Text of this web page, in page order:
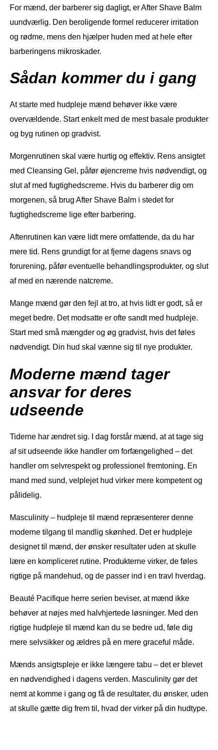
For mænd, der barberer sig dagligt, er After Shave Balm
uundværlig. Den beroligende formel reducerer irritation
og rødme, mens den hjælper huden med at hele efter
barberingens mikroskader.
Sådan kommer du i gang
At starte med hudpleje mænd behøver ikke være
overvældende. Start enkelt med de mest basale produkter
og byg rutinen op gradvist.
Morgenrutinen skal være hurtig og effektiv. Rens ansigtet
med Cleansing Gel, påfør øjencreme hvis nødvendigt, og
slut af med fugtighedscreme. Hvis du barberer dig om
morgenen, så brug After Shave Balm i stedet for
fugtighedscreme lige efter barbering.
Aftenrutinen kan være lidt mere omfattende, da du har
mere tid. Rens grundigt for at fjerne dagens snavs og
forurening, påfør eventuelle behandlingsprodukter, og slut
af med en nærende natcreme.
Mange mænd gør den fejl at tro, at hvis lidt er godt, så er
meget bedre. Det modsatte er ofte sandt med hudpleje.
Start med små mængder og øg gradvist, hvis det føles
nødvendigt. Din hud skal vænne sig til nye produkter.
Moderne mænd tager
ansvar for deres
udseende
Tiderne har ændret sig. I dag forstår mænd, at at tage sig
af sit udseende ikke handler om forfængelighed – det
handler om selvrespekt og professionel fremtoning. En
mand med sund, velplejet hud virker mere kompetent og
pålidelig.
Masculinity – hudpleje til mænd repræsenterer denne
moderne tilgang til mandlig skønhed. Det er hudpleje
designet til mænd, der ønsker resultater uden at skulle
lære en kompliceret rutine. Produkterne virker, de føles
rigtige på mandehud, og de passer ind i en travl hverdag.
Beauté Pacifique herre serien beviser, at mænd ikke
behøver at nøjes med halvhjertede løsninger. Med den
rigtige hudpleje til mænd kan du se bedre ud, føle dig
mere selvsikker og ældres på en mere graceful måde.
Mænds ansigtspleje er ikke længere tabu – det er blevet
en nødvendighed i dagens verden. Masculinity gør det
nemt at komme i gang og få de resultater, du ønsker, uden
at skulle gætte dig frem til, hvad der virker på din hudtype.